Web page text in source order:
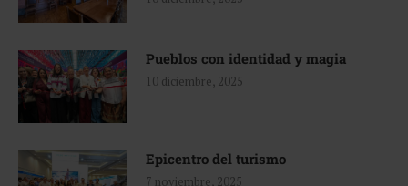
Pueblos con identidad y magia
10 diciembre, 2025
Epicentro del turismo
7 noviembre, 2025